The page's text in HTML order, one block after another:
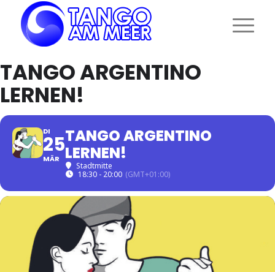
TANGO ARGENTINO
LERNEN!
DI
25
MÄR
TANGO ARGENTINO
LERNEN!
Stadtmitte
18:30 - 20:00 (GMT+01:00)